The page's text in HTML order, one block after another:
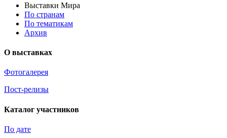
Выставки Мира
По странам
По тематикам
Архив
О выставках
Фотогалерея
Пост-релизы
Каталог участников
По дате